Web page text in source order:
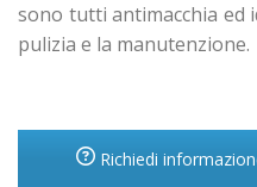
sono tutti antimacchia ed
pulizia e la manutenzione.
Richiedi